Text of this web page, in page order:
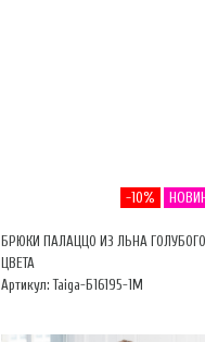
-10%
БРЮКИ ПАЛАЦЦО ИЗ ЛЬНА ГОЛУБОГО
ЦВЕТА
Артикул: Taiga-Б16195-1М